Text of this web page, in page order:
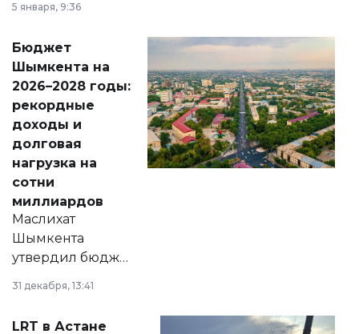
принести
народу
Венесуэлы.
5 января, 9:36
Бюджет
Шымкента на
2026–2028 годы:
рекордные
доходы и
долговая
нагрузка на
сотни
миллиардов
Маслихат
Шымкента
утвердил бюджет
города на 2026–
2028 годы.
31 декабря, 13:41
LRT в Астане